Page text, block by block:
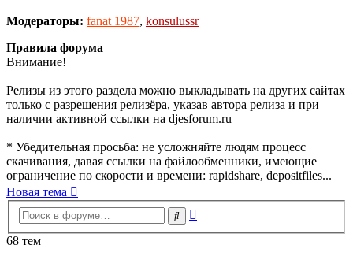
Модераторы: fanat 1987, konsulussr
Правила форума
Внимание!
Релизы из этого раздела можно выкладывать на других сайтах
только с разрешения релизёра, указав автора релиза и при
наличии активной ссылки на djesforum.ru
* Убедительная просьба: не усложняйте людям процесс
скачивания, давая ссылки на файлообменники, имеющие
ограничение по скорости и времени: rapidshare, depositfiles...
Новая тема
Поиск
68 тем